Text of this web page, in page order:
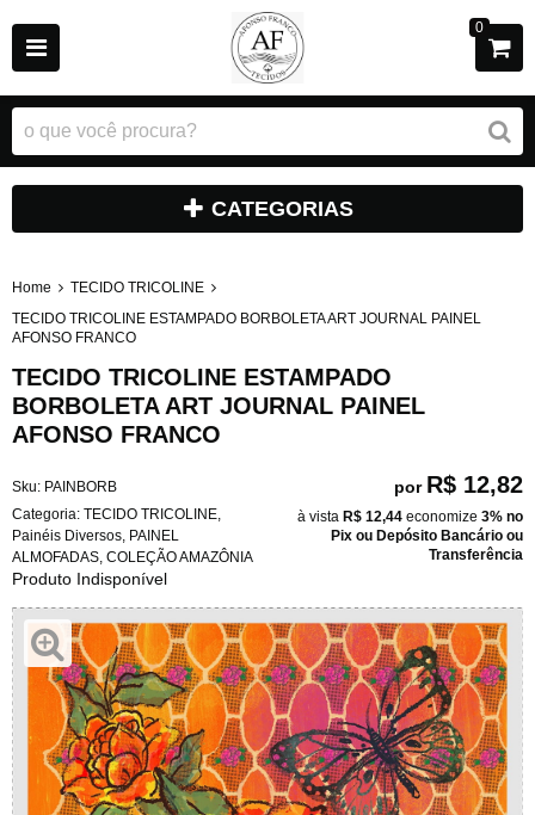
0
CATEGORIAS
Home
TECIDO TRICOLINE
TECIDO TRICOLINE ESTAMPADO BORBOLETA ART JOURNAL PAINEL
AFONSO FRANCO
TECIDO TRICOLINE ESTAMPADO
BORBOLETA ART JOURNAL PAINEL
AFONSO FRANCO
Sku: PAINBORB
Categoria: TECIDO TRICOLINE
Painéis Diversos PAINEL
ALMOFADAS COLEÇÃO AMAZÔNIA
Produto Indisponível
por R$ 12,82
à vista R$ 12,44 economize 3% no
Pix ou Depósito Bancário ou
Transferência